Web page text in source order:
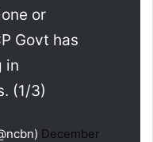
or
Govt has
in
(1/3)
December